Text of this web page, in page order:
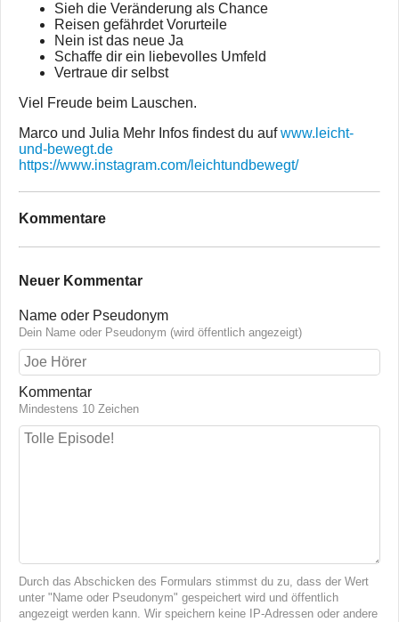
Sieh die Veränderung als Chance
Reisen gefährdet Vorurteile
Nein ist das neue Ja
Schaffe dir ein liebevolles Umfeld
Vertraue dir selbst
Viel Freude beim Lauschen.
Marco und Julia Mehr Infos findest du aufwww.leicht-
und-bewegt.de
https://www.instagram.com/leichtundbewegt/
Kommentare
Neuer Kommentar
Name oder Pseudonym
Dein Name oder Pseudonym (wird öffentlich angezeigt)
Kommentar
Mindestens 10 Zeichen
Durch das Abschicken des Formulars stimmst du zu, dass der Wert
unter "Name oder Pseudonym" gespeichert wird und öffentlich
angezeigt werden kann. Wir speichern keine IP-Adressen oder andere